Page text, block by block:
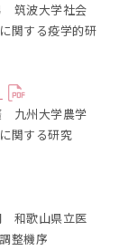
筑波大学社会
関する疫学的研
九州大学農学
関する研究
和歌山県立医
整機序